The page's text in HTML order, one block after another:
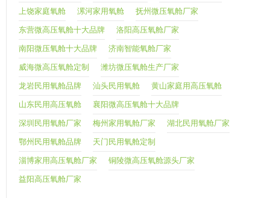
上饶家庭氧舱 漯河家用氧舱 抚州微压氧舱厂家
东营微高压氧舱十大品牌 洛阳高压氧舱厂家
南阳微压氧舱十大品牌 济南智能氧舱厂家
威海微高压氧舱定制 潍坊微压氧舱生产厂家
龙岩民用氧舱品牌 汕头民用氧舱 黄山家庭用高压氧舱
山东民用高压氧舱 襄阳微高压氧舱十大品牌
深圳民用氧舱厂家 梅州家用氧舱厂家 湖北民用氧舱厂家
鄂州民用氧舱品牌 天门民用氧舱定制
淄博家用高压氧舱厂家 铜陵微高压氧舱源头厂家
益阳高压氧舱厂家